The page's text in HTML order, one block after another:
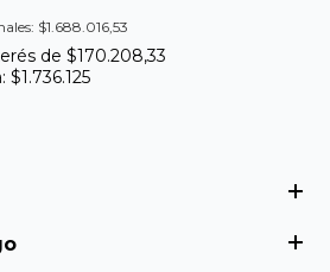
$1.688.016,53
de $170.208,33